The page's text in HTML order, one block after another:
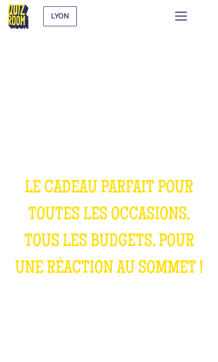
LYON
LE CADEAU PARFAIT POUR
TOUTES LES OCCASIONS,
TOUS LES BUDGETS, POUR
UNE RÉACTION AU SOMMET !